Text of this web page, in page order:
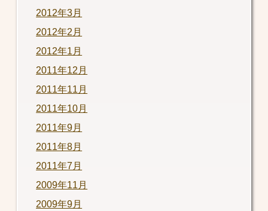
2012年3月
2012年2月
2012年1月
2011年12月
2011年11月
2011年10月
2011年9月
2011年8月
2011年7月
2009年11月
2009年9月